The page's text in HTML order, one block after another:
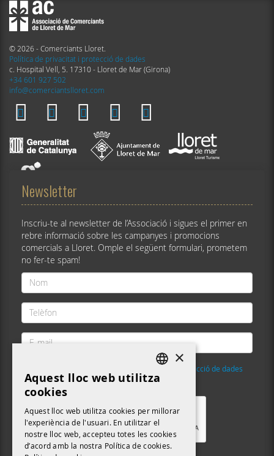
© 2026 - Comerciants Lloret.
Política de privacitat i protecció de dades
c. Hospital Vell, 5. 17310 - Lloret de Mar (Girona)
+34 601 927 502
info@comerciantslloret.com
Newsletter
Inscriu-te al newsletter de l’Associació i sigues el primer en
rebre informació sobre les campanyes i promocions
comercials a Lloret. Omple el següent formulari, prometem
no fer-te spam!
Nom
*
Telèfon
*
E-
Política de privacitat i protecció de dades
Validació DEFAULT LANGUAGE
×
Aquest lloc web utilitza
cookies
Aquest lloc web utilitza cookies per millorar
l'experiència de l'usuari. En utilitzar el
nostre lloc web, accepteu totes les cookies
d’acord amb la nostra Política de cookies.